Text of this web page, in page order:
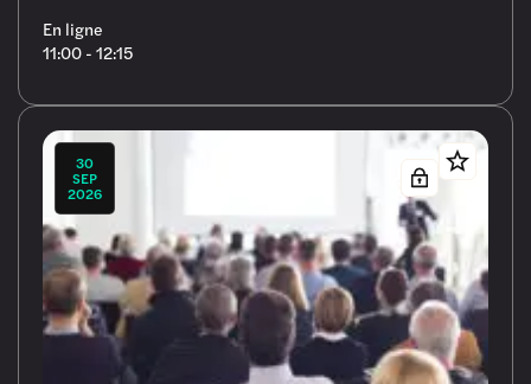
En ligne
11:00 - 12:15
30
SEP
2026